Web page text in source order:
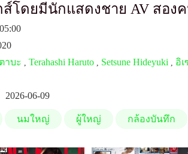
ส์โดยมีนักแสดงชาย AV สอง
าบะ Terahashi Haruto Setsune Hideyuki อิ
2026-06-09
นมใหญ่ ผู้ใหญ่ กล้องบันทึก